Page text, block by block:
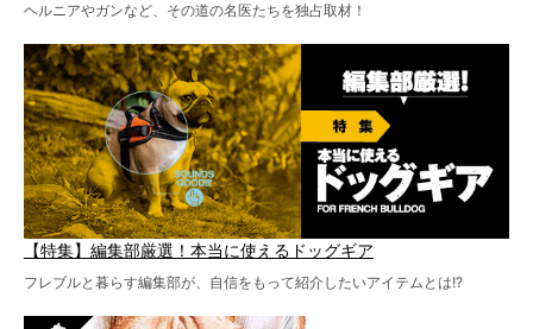
ヘルニアやガンなど、その道の名医たちを独占取材！
【特集】編集部厳選！本当に使えるドッグギア
フレブルと暮らす編集部が、自信をもって紹介したいアイテムとは!?